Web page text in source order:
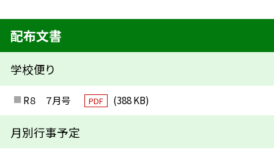
配布文書
学校便り
R８ ７月号 PDF (388 KB)
月別行事予定